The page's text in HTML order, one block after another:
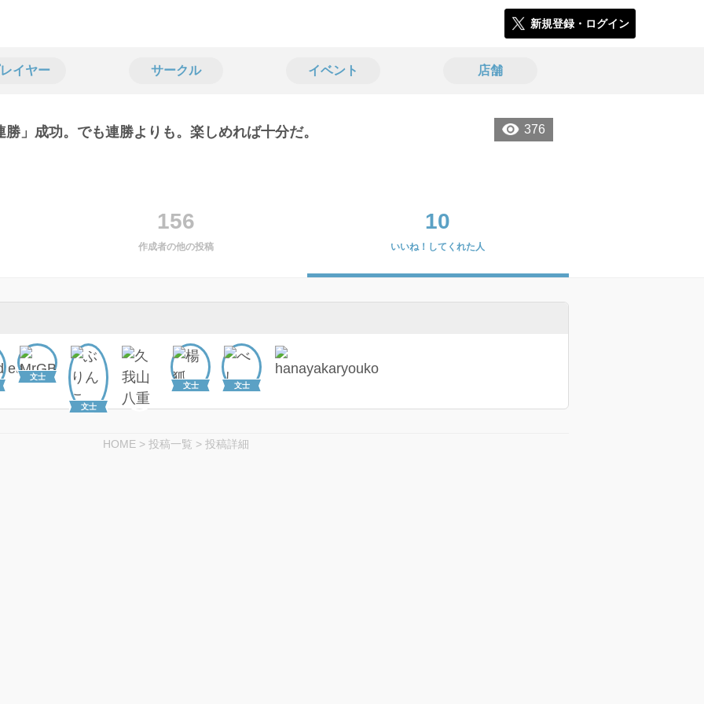
新規登録・ログイン
イヤー サークル イベント 店舗
376
」成功。でも連勝よりも。楽しめれば十分だ。
156
作成者の他の投稿
10
いいね！してくれた人
文士
文士
文士 文士
HOME > 投稿一覧 > 投稿詳細